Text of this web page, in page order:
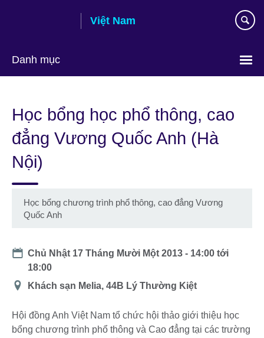
Việt Nam
Danh mục
language
Học bổng học phổ thông, cao
đẳng Vương Quốc Anh (Hà
Nội)
Học bổng chương trình phổ thông, cao đẳng Vương
Quốc Anh
Date
Chủ Nhật 17 Tháng Mười Một 2013 - 14:00 tới
18:00
Địa
Khách sạn Melia, 44B Lý Thường Kiệt
Hội đồng Anh Việt Nam tổ chức hội thảo giới thiệu học
bổng chương trình phổ thông và Cao đẳng tại các trường